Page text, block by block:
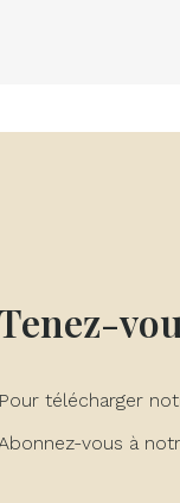
Pour télécharger
vous à